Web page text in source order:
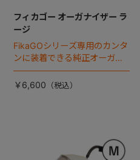
フィカゴー オーガナイザー ラ
ージ
FikaGOシリーズ専用のカンタ
ンに装着できる純正オーガナ
イザー。
￥6,600